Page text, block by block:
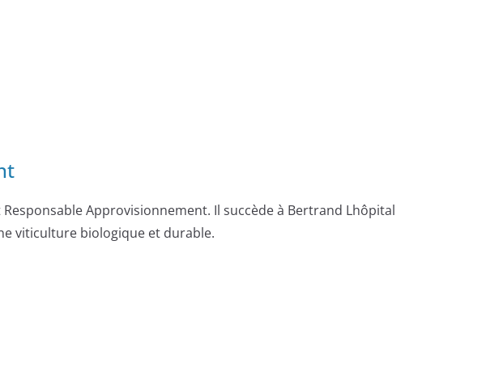
Approvisionnement. Il succède à Bertrand Lhôpital
viticulture biologique et durable.